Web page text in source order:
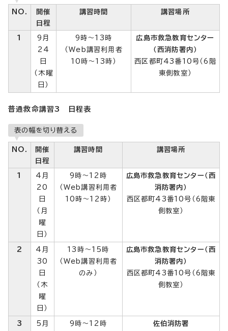
NO.
開催
日程
講習時間 講習場所
1
9月
24
日
（木曜
日）
9時～13時
（Web講習利用者
10時～13時）
広島市救急教育センター
（西消防署内）
西区都町43番10号（6階
東側教室）
普通救命講習3 日程表
表の幅を切り替える
NO.
開催
日程
講習時間 講習場所
1
4月
20
日
（月
曜
日）
9時～12時
（Web講習利用者
10時～12時）
広島市救急教育センター（西
消防署内）
西区都町43番10号（6階東
側教室）
2
4月
30
日
（木
曜
日）
13時～15時
（Web講習利用者
のみ）
広島市救急教育センター（西
消防署内）
西区都町43番10号（6階東
側教室）
3
5月
9時～12時
佐伯消防署